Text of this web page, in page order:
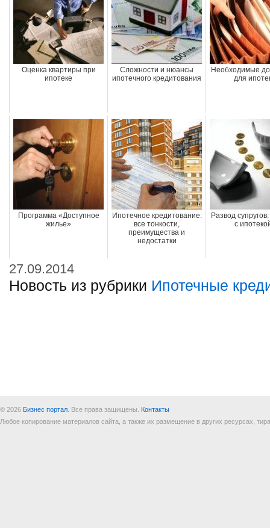
Оценка квартиры при
ипотеке
Сложности и нюансы
ипотечного кредитования
Необходимые
для
Программа «Доступное
жилье»
Ипотечное кредитование:
все тонкости,
преимущества и
недостатки
Развод
с
27.09.2014
Новость из рубрики Ипотечные
© 2026 Бизнес портал . Все права защищены. Контакты
Любое копирование материалов сайта, а также их размещение в других ресурсах,